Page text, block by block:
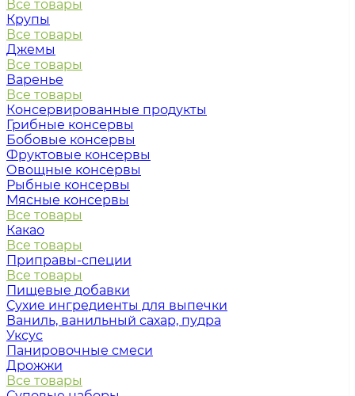
Все товары
Крупы
Все товары
Джемы
Все товары
Варенье
Все товары
Консервированные продукты
Грибные консервы
Бобовые консервы
Фруктовые консервы
Овощные консервы
Рыбные консервы
Мясные консервы
Все товары
Какао
Все товары
Приправы-специи
Все товары
Пищевые добавки
Сухие ингредиенты для выпечки
Ваниль, ванильный сахар, пудра
Уксус
Панировочные смеси
Дрожжи
Все товары